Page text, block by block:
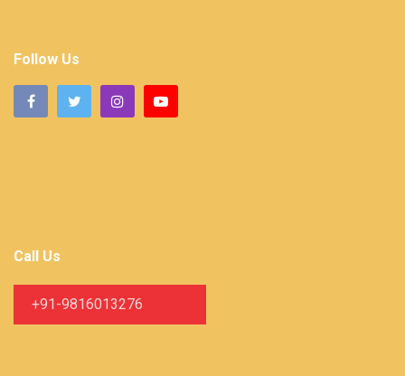
Follow Us
Call Us
+91-9816013276